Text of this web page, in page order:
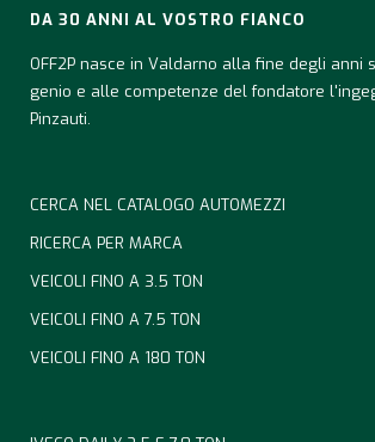
DA 30 ANNI AL VOSTRO FIANCO
OFF2P nasce in Valdarno alla fine degli anni
genio e alle competenze del fondatore
Pinzauti.
CERCA NEL CATALOGO AUTOMEZZI
RICERCA PER MARCA
VEICOLI FINO A 3.5 TON
VEICOLI FINO A 7.5 TON
VEICOLI FINO A 180 TON